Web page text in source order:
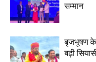
सम्मान
बृजभूषण के
बढ़ी